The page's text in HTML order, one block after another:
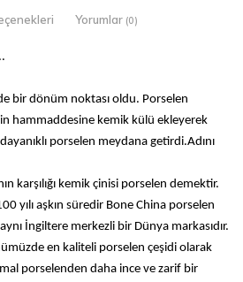
Yorumlar (0)
bir dönüm noktası oldu. Porselen
hammaddesine kemik külü ekleyerek
porselen meydana getirdi.Adını
karşılığı kemik çinisi porselen demektir.
yılı aşkın süredir Bone China porselen
İngiltere merkezli bir Dünya markasıdır.
en kaliteli porselen çeşidi olarak
porselenden daha ince ve zarif bir